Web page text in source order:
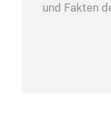
und Fakten